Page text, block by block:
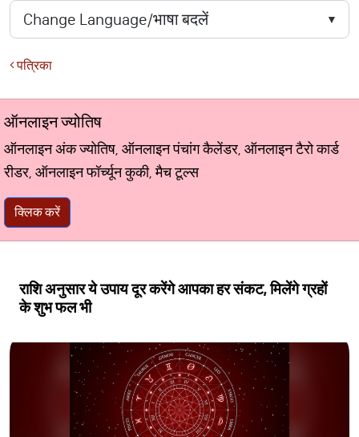
पत्रिका
ऑनलाइन ज्योतिष
ऑनलाइन अंक ज्योतिष, ऑनलाइन पंचांग कैलेंडर, ऑनलाइन टैरो कार्ड
रीडर, ऑनलाइन फॉर्च्यून कुकी, मैच टूल्स
क्लिक करें
राशि अनुसार ये उपाय दूर करेंगे आपका हर संकट, मिलेंगे ग्रहों
के शुभ फल भी